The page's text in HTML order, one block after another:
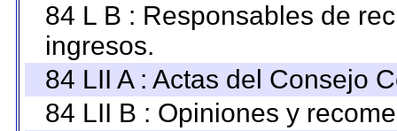
84 L B : Responsables de
ingresos.
84 LII A : Actas del Consejo
84 LII B : Opiniones y